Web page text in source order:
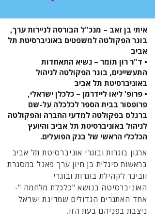
איתי בן זאב – מנכ"ל הבורסה לניירות ערך,
בוגר הפקולטה למשפטים באוניברסיטת תל
אביב
▪️ ד"ר רון תומר – נשיא התאחדות
התעשיינים, בוגר הפקולטה לניהול
באוניברסיטת תל אביב
▪️ פרופ' ליאו ליידרמן – כלכלן ישראלי,
פרופסור בבית הספר לכלכלה על-שם
ברגלס בפקולטה למדעי החברה והפקולטה
לניהול באוניברסיטת תל אביב והיועץ
הכלכלי הראשי של בנק הפועלים.
ארגון בוגרות ובוגרי אוניברסיטת תל אביב
בראשות סיגלית בן חיון ערך פאנל במסגרת
וובינר לקהילת בוגרות ובוגרי
האוניברסיטה בנושא "כלכלת מלחמה "-
אחד האתגרים הגדולים שמדינת ישראל
ניצבת בפניהם בעת הזו.